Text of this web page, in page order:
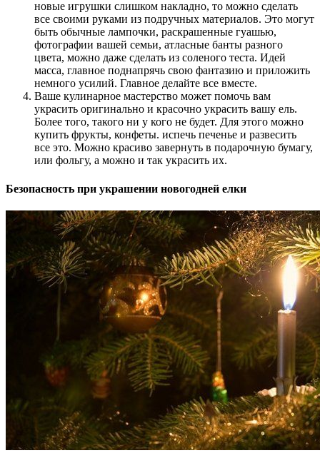
новые игрушки слишком накладно, то можно сделать
все своими руками из подручных материалов. Это могут
быть обычные лампочки, раскрашенные гуашью,
фотографии вашей семьи, атласные банты разного
цвета, можно даже сделать из соленого теста. Идей
масса, главное поднапрячь свою фантазию и приложить
немного усилий. Главное делайте все вместе.
Ваше кулинарное мастерство может помочь вам
украсить оригинально и красочно украсить вашу ель.
Более того, такого ни у кого не будет. Для этого можно
купить фрукты, конфеты. испечь печенье и развесить
все это. Можно красиво завернуть в подарочную бумагу,
или фольгу, а можно и так украсить их.
Безопасность при украшении новогодней елки